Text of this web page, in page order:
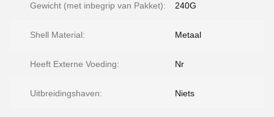
Gewicht (met inbegrip van Pakket): 240G
Shell Material: Metaal
Heeft Externe Voeding: Nr
Uitbreidingshaven: Niets